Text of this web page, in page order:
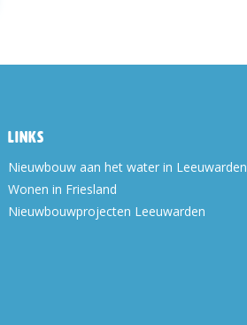
Links
Nieuwbouw aan het water in Leeuwarden
Wonen in Friesland
Nieuwbouwprojecten Leeuwarden